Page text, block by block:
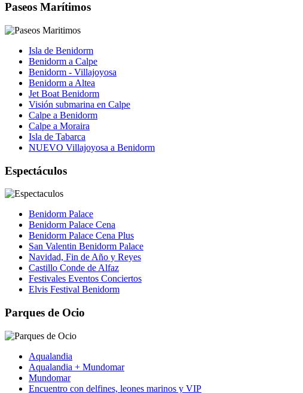
Paseos Marítimos
Isla de Benidorm
Benidorm a Calpe
Benidorm - Villajoyosa
Benidorm a Altea
Jet Boat Benidorm
Visión submarina en Calpe
Calpe a Benidorm
Calpe a Moraira
Isla de Tabarca
NUEVO Villajoyosa a Benidorm
Espectáculos
Benidorm Palace
Benidorm Palace Cena
Benidorm Palace Cena Plus
San Valentin Benidorm Palace
Navidad, Fin de Año y Reyes
Castillo Conde de Alfaz
Festivales Eventos Conciertos
Elvis Festival Benidorm
Parques de Ocio
Aqualandia
Aqualandia + Mundomar
Mundomar
Encuentro con delfines, leones marinos y VIP